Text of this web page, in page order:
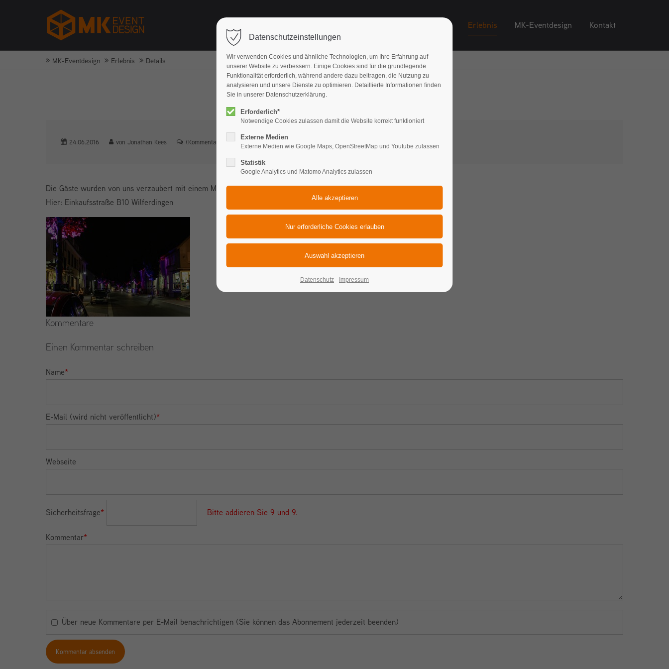
Konzept Erlebnis MK-Eventdesign Kontakt
MK-Eventdesign Erlebnis Details
24.06.2016 von Jonathan Kees (Kommentare: 0)
Die Gäste wurden von uns verzaubert mit einem Meer aus funkelden Sternen.
Hier: Einkaufsstraße B10 Wilferdingen
Kommentare
Einen Kommentar schreiben
Name*
E-Mail (wird nicht veröffentlicht)*
Webseite
Sicherheitsfrage* Bitte addieren Sie 9 und 9.
Kommentar*
Über neue Kommentare per E-Mail benachrichtigen (Sie können das Abonnement jederzeit beenden)
Kommentar absenden
Datenschutzeinstellungen
Wir verwenden Cookies und ähnliche Technologien, um Ihre Erfahrung auf
unserer Website zu verbessern. Einige Cookies sind für die grundlegende
Funktionalität erforderlich, während andere dazu beitragen, die Nutzung zu
analysieren und unsere Dienste zu optimieren. Detaillierte Informationen finden
Sie in unserer Datenschutzerklärung.
Erforderlich*
Notwendige Cookies zulassen damit die Website korrekt funktioniert
Externe Medien
Externe Medien wie Google Maps, OpenStreetMap und Youtube zulassen
Statistik
Google Analytics und Matomo Analytics zulassen
Datenschutz Impressum